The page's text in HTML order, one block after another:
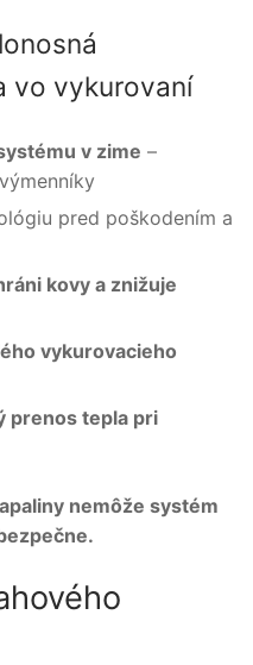
vo vykurovaní
v zime –
pred poškodením a
kovy a znižuje
vykurovacieho
prenos tepla pri
nemôže systém